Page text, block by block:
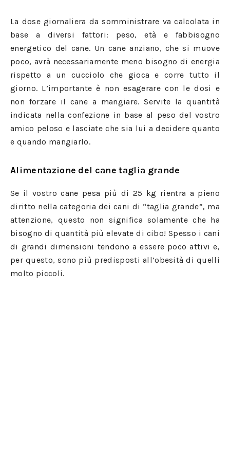
La dose giornaliera da somministrare va calcolata in
base a diversi fattori: peso, età e fabbisogno
energetico del cane. Un cane anziano, che si muove
poco, avrà necessariamente meno bisogno di energia
rispetto a un cucciolo che gioca e corre tutto il
giorno. L’importante è non esagerare con le dosi e
non forzare il cane a mangiare. Servite la quantità
indicata nella confezione in base al peso del vostro
amico peloso e lasciate che sia lui a decidere quanto
e quando mangiarlo.
Alimentazione del cane taglia grande
Se il vostro cane pesa più di 25 kg rientra a pieno
diritto nella categoria dei cani di “taglia grande”, ma
attenzione, questo non significa solamente che ha
bisogno di quantità più elevate di cibo! Spesso i cani
di grandi dimensioni tendono a essere poco attivi e,
per questo, sono più predisposti all’obesità di quelli
molto piccoli.